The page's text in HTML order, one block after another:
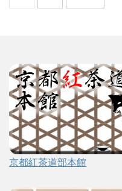
京都紅茶道部本館